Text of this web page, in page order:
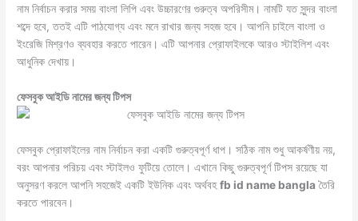
নাম নির্বাচন করার সময় বাংলা লিপি এবং উচ্চারণের গুরুত্ব অপরিসীম। নামটি যত সুন্দর বাংলা
শব্দে হবে, ততই এটি পাঠযোগ্য এবং মনে রাখার জন্য সহজ হবে। আপনি চাইলে বাংলা ও
ইংরেজি মিশ্রণও ব্যবহার করতে পারেন। এটি আপনার প্রোফাইলকে আরও স্টাইলিশ এবং
আধুনিক দেখায়।
ফেসবুক আইডি নামের জন্য টিপস
ফেসবুক প্রোফাইলের নাম নির্বাচন করা একটি গুরুত্বপূর্ণ ধাপ। সঠিক নাম শুধু আকর্ষণীয় নয়,
বরং আপনার পরিচয় এবং স্টাইলও ফুটিয়ে তোলে। এখানে কিছু গুরুত্বপূর্ণ টিপস রয়েছে যা
অনুসরণ করলে আপনি সহজেই একটি ইউনিক এবং অর্থবহfb id name bangla তৈরি
করতে পারবেন।